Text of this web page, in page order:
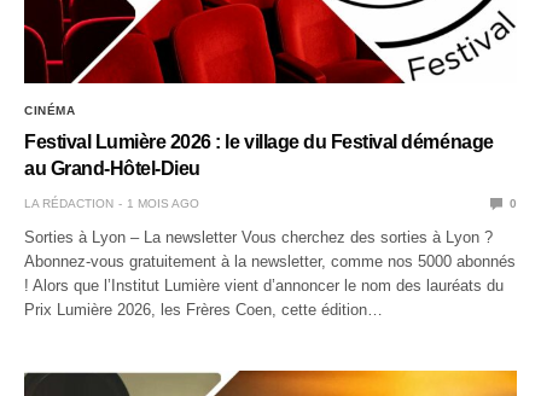
CINÉMA
Festival Lumière 2026 : le village du Festival déménage
au Grand-Hôtel-Dieu
LA RÉDACTION 1 MOIS AGO 0
Sorties à Lyon – La newsletter Vous cherchez des sorties à Lyon ?
Abonnez-vous gratuitement à la newsletter, comme nos 5000 abonnés
! Alors que l’Institut Lumière vient d’annoncer le nom des lauréats du
Prix Lumière 2026, les Frères Coen, cette édition…